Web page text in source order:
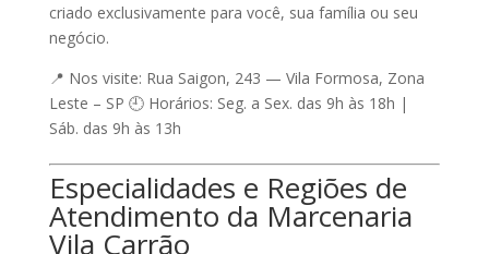
criado exclusivamente para você, sua família ou seu
negócio.
📍 Nos visite: Rua Saigon, 243 — Vila Formosa, Zona
Leste – SP 🕘 Horários: Seg. a Sex. das 9h às 18h |
Sáb. das 9h às 13h
Especialidades e Regiões de
Atendimento da Marcenaria
Vila Carrão